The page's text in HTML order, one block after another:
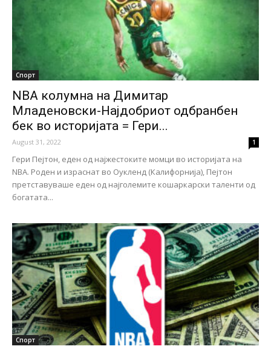
Спорт
NBA колумна на Димитар
Младеновски-Најдобриот одбранбен
бек во историјата = Гери...
August 31, 2022 1
Гери Пејтон, еден од најжестоките момци во историјата на
NBA. Роден и израснат во Оукленд (Калифорнија), Пејтон
претставуваше еден од најголемите кошаркарски таленти од
богатата...
Спорт